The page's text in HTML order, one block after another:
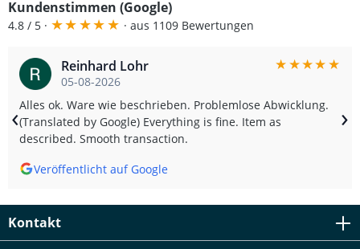
Kundenstimmen (Google)
4.8 / 5 · ★★★★★ · aus 1109 Bewertungen
Reinhard Lohr
05-08-2026
★★★★★
Alles ok. Ware wie beschrieben. Problemlose Abwicklung.
(Translated by Google) Everything is fine. Item as
described. Smooth transaction.
Veröffentlicht auf Google
‹ ›
Kontakt